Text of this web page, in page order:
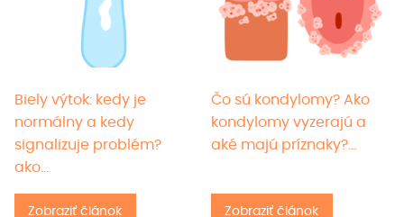
Biely výtok: kedy je
normálny a kedy
signalizuje problém?
ako…
Zobraziť článok
Čo sú kondylomy? Ako
kondylomy vyzerajú a
aké majú príznaky?…
Zobraziť článok